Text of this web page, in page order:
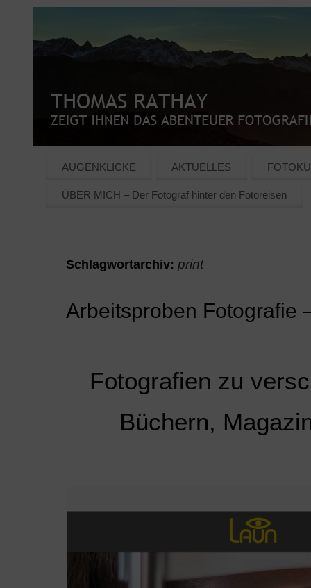
AUGENKLICKE AKTUELLES
ÜBER MICH – Der Fotograf hinter den Fotoreisen
Schlagwortarchiv: print
Arbeitsproben Fotografie
Fotografien zu
Büchern,